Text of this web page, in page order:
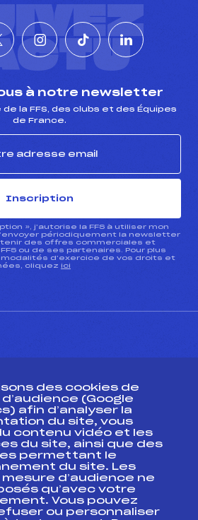
à notre newsletter
la FFS, des clubs et des Équipes
de France.
Inscription
», j’autorise la FFS à utiliser mon
périodiquement la newsletter
des offres commerciales et
ou de ses partenaires. Pour plus
modalités d’exercice de vos droits et
cliquez ici
fédéral
fédéral
Formation, Suivi
des cookies de
(Google
afin d’analyser la
du site, vous
contenu vidéo et les
du site, ainsi que des
permettant le
du site. Les
d’audience ne
qu’avec votre
Vous pouvez
ou personnaliser